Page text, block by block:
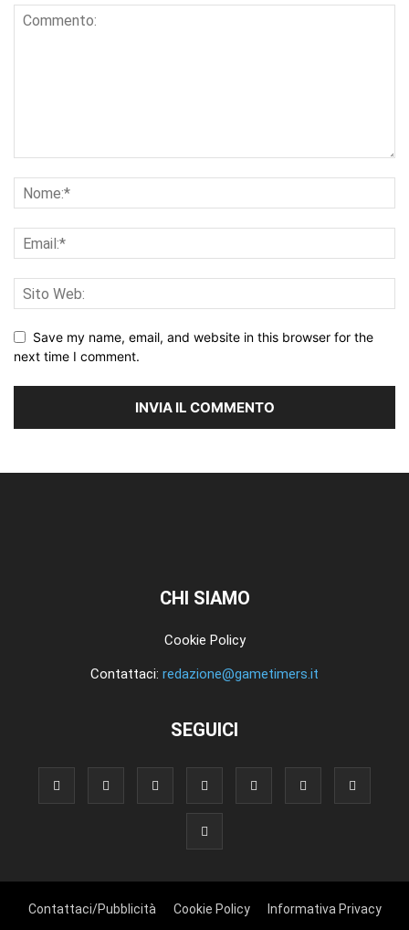
Save my name, email, and website in this browser for the
next time I comment.
CHI SIAMO
Cookie Policy
Contattaci: redazione@gametimers.it
SEGUICI
Contattaci/Pubblicità Cookie Policy Informativa Privacy